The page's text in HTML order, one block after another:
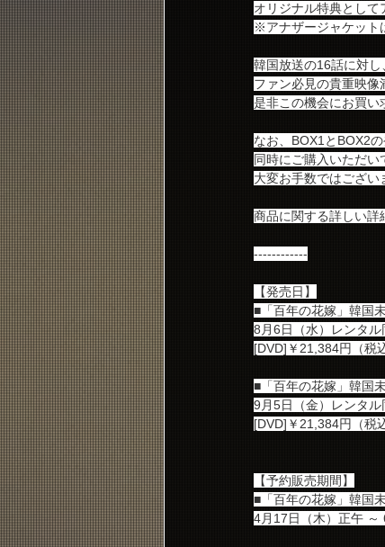
オリジナル特典として
※アナザージャケット
韓国放送の16話に対
ファン必見の貴重映像
是非この機会にお買い
なお、BOX1とBOX2
同時にご購入いただい
大変お手数ではござい
商品に関する詳しい詳
------------
【発売日】
■「百年の花嫁」韓国
8月6日（水）レンタル
[DVD]￥21,384円（税
■「百年の花嫁」韓国
9月5日（金）レンタル
[DVD]￥21,384円（税
【予約販売期間】
■「百年の花嫁」韓国
4月17日（木）正午 ～